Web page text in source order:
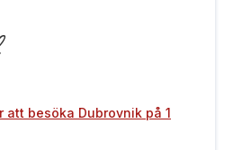
att besöka Dubrovnik på 1